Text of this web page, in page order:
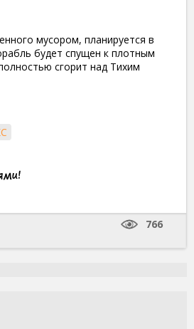
мусором, планируется в
будет спущен к плотным
сгорит над Тихим
766